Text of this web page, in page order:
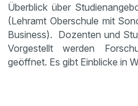
Überblick über
(Lehramt Oberschule mit
Business). Dozenten und
Vorgestellt werden
geöffnet. Es gibt Einblicke in